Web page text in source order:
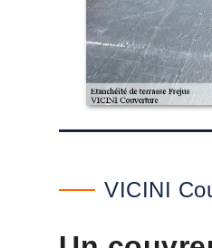
VICINI